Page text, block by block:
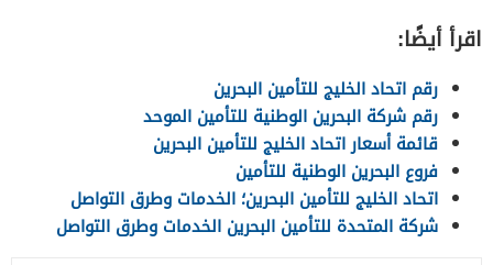
اقرأ أيضًا:
رقم اتحاد الخليج للتأمين البحرين
رقم شركة البحرين الوطنية للتأمين الموحد
قائمة أسعار اتحاد الخليج للتأمين البحرين
فروع البحرين الوطنية للتأمين
اتحاد الخليج للتأمين البحرين؛ الخدمات وطرق التواصل
شركة المتحدة للتأمين البحرين الخدمات وطرق التواصل